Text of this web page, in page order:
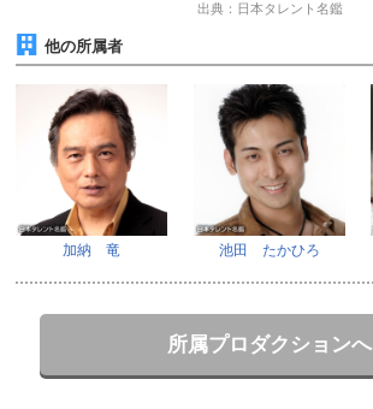
出典：日本タレント名鑑
他の所属者
加納 竜 池田 たかひろ
所属プロダクションへ